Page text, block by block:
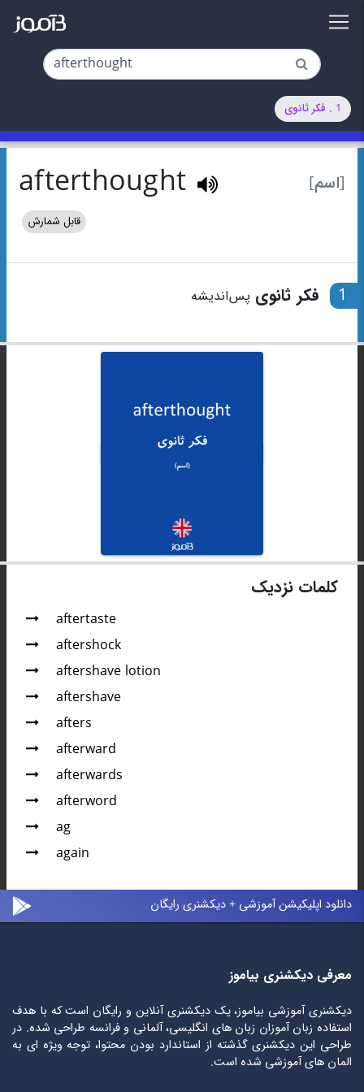
1 . فکر ثانوی
[اسم] afterthought
قابل شمارش
1 فکر ثانوی پس‌اندیشه
کلمات نزدیک
aftertaste
aftershock
aftershave lotion
aftershave
afters
afterward
afterwards
afterword
ag
again
دانلود اپلیکیشن آموزشی + دیکشنری رایگان
معرفی دیکشنری بیاموز
دیکشنری آموزشی بیاموز، یک دیکشنری آنلاین و رایگان است که با هدف
استفاده زبان آموزان زبان های انگلیسی، آلمانی و فرانسه طراحی شده. در
طراحی این دیکشنری گذشته از استاندارد بودن محتوا، توجه ویژه ای به
المان های آموزشی شده است.